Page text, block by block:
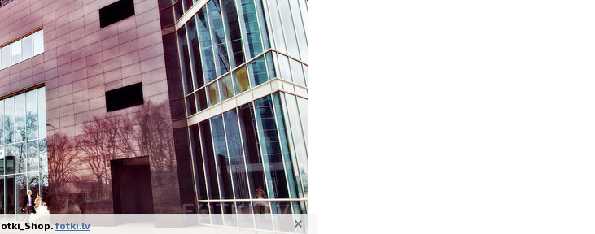
1 часа в Риге – закажите онлайн
и виды бумаги для ваших фотографий
по всей Латвии или самовывоз
fotki.lv